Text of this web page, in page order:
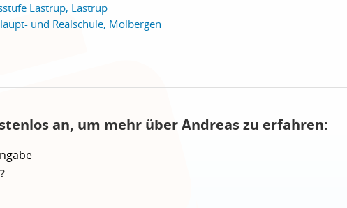
Lastrup, Lastrup
und Realschule, Molbergen
an, um mehr über Andreas zu erfahren: